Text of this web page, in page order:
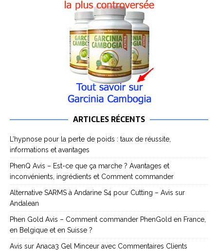
ARTICLES RÉCENTS
L’hypnose pour la perte de poids : taux de réussite,
informations et avantages
PhenQ Avis – Est-ce que ça marche ? Avantages et
inconvénients, ingrédients et Comment commander
Alternative SARMS à Andarine S4 pour Cutting – Avis sur
Andalean
Phen Gold Avis – Comment commander PhenGold en France,
en Belgique et en Suisse ?
Avis sur Anaca3 Gel Minceur avec Commentaires Clients